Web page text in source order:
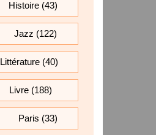
Histoire(43)
Jazz (122)
Littérature (40)
Livre(188)
Paris (33)